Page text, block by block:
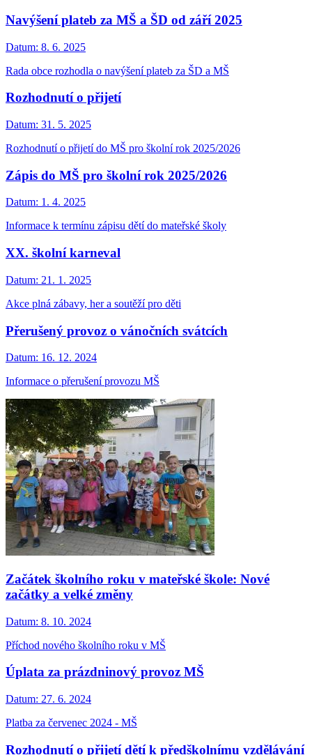
Navýšení plateb za MŠ a ŠD od září 2025
Datum: 8. 6. 2025
Rada obce rozhodla o navýšení plateb za ŠD a MŠ
Rozhodnutí o přijetí
Datum: 31. 5. 2025
Rozhodnutí o přijetí do MŠ pro školní rok 2025/2026
Zápis do MŠ pro školní rok 2025/2026
Datum: 1. 4. 2025
Informace k termínu zápisu dětí do mateřské školy
XX. školní karneval
Datum: 21. 1. 2025
Akce plná zábavy, her a soutěží pro děti
Přerušený provoz o vánočních svátcích
Datum: 16. 12. 2024
Informace o přerušení provozu MŠ
Začátek školního roku v mateřské škole: Nové
začátky a velké změny
Datum: 8. 10. 2024
Příchod nového školního roku v MŠ
Úplata za prázdninový provoz MŠ
Datum: 27. 6. 2024
Platba za červenec 2024 - MŠ
Rozhodnutí o přijetí dětí k předškolnímu vzdělávání